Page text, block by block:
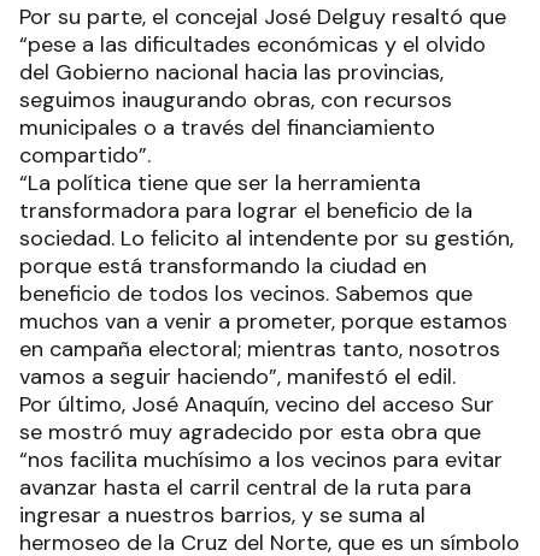
Por su parte, el concejal José Delguy resaltó que
“pese a las dificultades económicas y el olvido
del Gobierno nacional hacia las provincias,
seguimos inaugurando obras, con recursos
municipales o a través del financiamiento
compartido”.
“La política tiene que ser la herramienta
transformadora para lograr el beneficio de la
sociedad. Lo felicito al intendente por su gestión,
porque está transformando la ciudad en
beneficio de todos los vecinos. Sabemos que
muchos van a venir a prometer, porque estamos
en campaña electoral; mientras tanto, nosotros
vamos a seguir haciendo”, manifestó el edil.
Por último, José Anaquín, vecino del acceso Sur
se mostró muy agradecido por esta obra que
“nos facilita muchísimo a los vecinos para evitar
avanzar hasta el carril central de la ruta para
ingresar a nuestros barrios, y se suma al
hermoseo de la Cruz del Norte, que es un símbolo